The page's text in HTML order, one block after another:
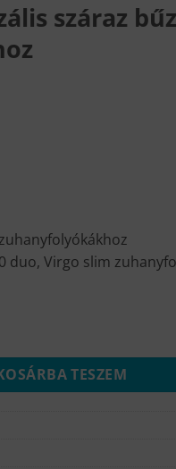
száraz
duo, Virgo slim
TESZEM